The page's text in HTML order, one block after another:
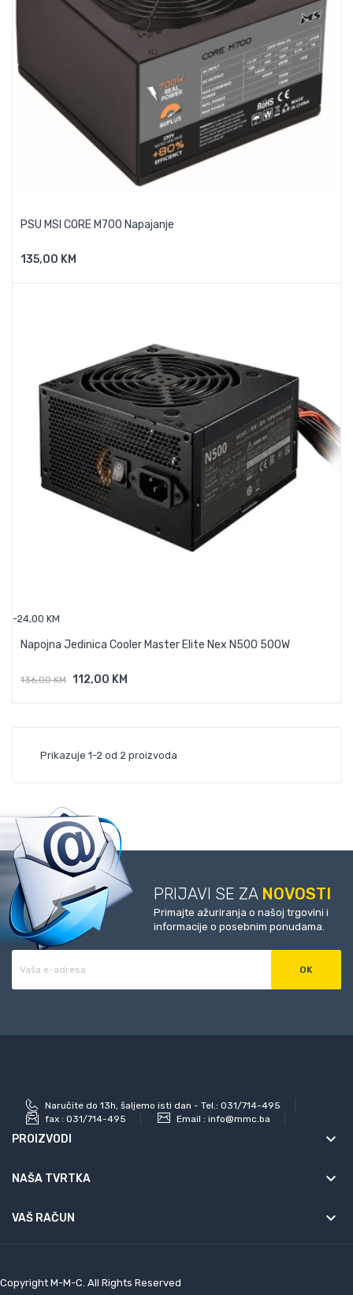
PSU MSI CORE M700 Napajanje
135,00 KM
Dodaj U Košaricu
-24,00 KM
Napojna Jedinica Cooler Master Elite Nex N500 500W
136,00 KM 112,00 KM
Dodaj U Košaricu
Prikazuje 1-2 od 2 proizvoda
PRIJAVI SE ZA NOVOSTI
Primajte ažuriranja o našoj trgovini i
informacije o posebnim ponudama.
Naručite do 13h, šaljemo isti dan - Tel.: 031/714-495
fax : 031/714-495 Email : info@mmc.ba
PROIZVODI keyboard_arrow_down
NAŠA TVRTKA keyboard_arrow_down
VAŠ RAČUN 
Copyright M-M-C. All Rights Reserved